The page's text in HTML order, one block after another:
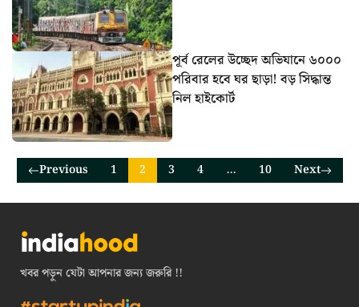
পূর্ব রেলের উচ্ছেদ অভিযানে ৬০০০
পরিবার হবে ঘর ছাড়া! বড় সিদ্ধান্ত
নিল হাইকোর্ট
Previous 1 2 3 4 … 10 Next
খবর পড়ুন যেটা আপনার জন্য জরুরি !!